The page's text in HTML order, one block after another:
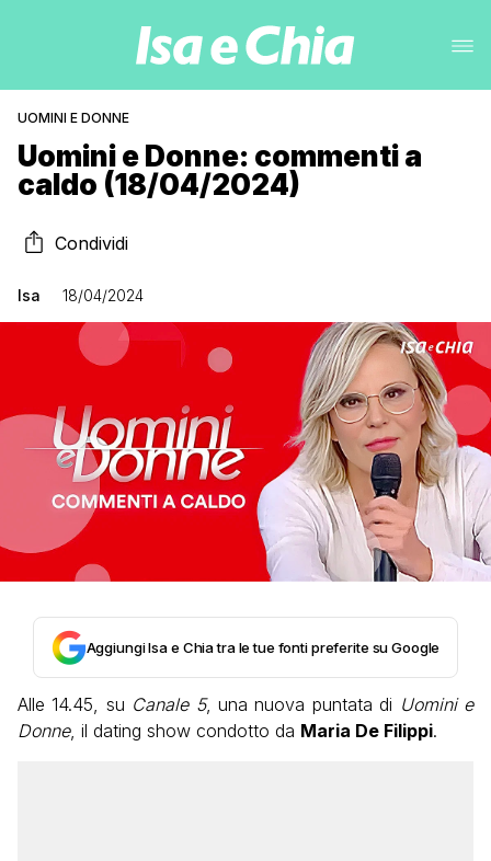
UOMINI E DONNE
Uomini e Donne: commenti a
caldo (18/04/2024)
Condividi
Isa 18/04/2024
Aggiungi Isa e Chia tra le tue fonti preferite su Google
Alle 14.45, su Canale 5, una nuova puntata di Uomini e
Donne, il dating show condotto da Maria De Filippi.